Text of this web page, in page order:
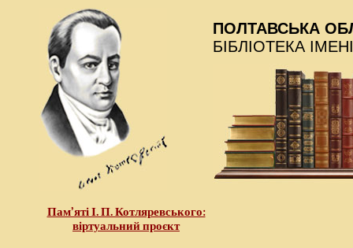
Пам’яті І. П. Котляревського:
віртуальний проєкт
ПОЛТАВСЬКА
БІБЛІОТЕКА